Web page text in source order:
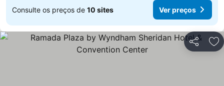
Consulte os preços de 10 sites Ver preços
Partilhar